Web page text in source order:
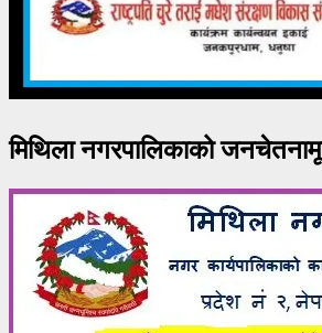
मिथिला नगरपालिकाको